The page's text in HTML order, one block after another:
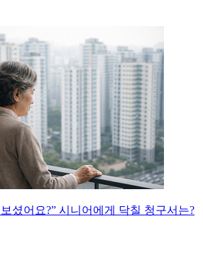
셨어요?” 시니어에게 닥칠 청구서는?